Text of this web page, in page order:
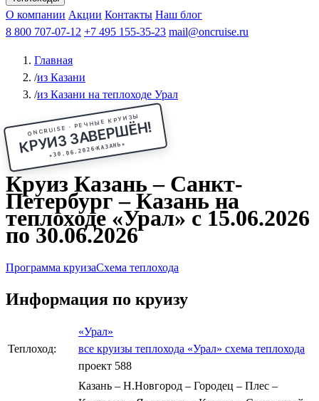
Чебоксарыиз Волгоградаиз Саратова Все города
КазаньВ Нижний НовгородВ ПермьВ Ростов-на-Дону
РыбинскНа СоловкиНа ВалаамПо ОкеПо Енисею
Афанасий Никитин Октябрьская революция
ФединАлександр СвешниковИван
МироновА.С.Попов
О компании Акции Контакты Наш блог
8 800 707-07-12 +7 495 155-35-23 mail@oncruise.ru
Главная
/из Казани
/из Казани на теплоходе Урал
ONCRUISE · РЕЧНЫЕ КРУИЗЫ
КРУИЗ ЗАВЕРШЁН!
★30.06.2026КАЗАНЬ★
Круиз Казань – Санкт-
Петербург – Казань на
теплоходе «Урал» с 15.06.2026
по 30.06.2026
Программа круизаСхема теплохода
Информация по круизу
Теплоход:
«Урал»
все круизы теплохода «Урал» схема теплохода
проект 588
Казань – Н.Новгород – Городец – Плес –